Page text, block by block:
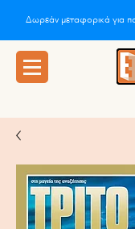
Δωρεάν μεταφορικά για